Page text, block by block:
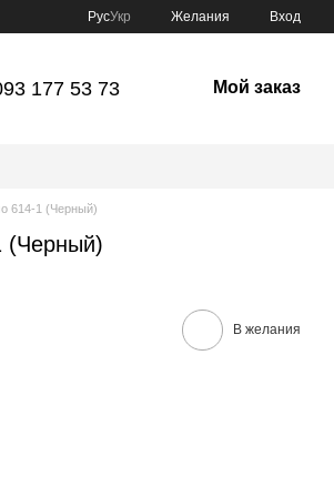
РусУкр Желания Вход
177 53 73 Мой заказ
614-1 (Черный)
(Черный)
В желания